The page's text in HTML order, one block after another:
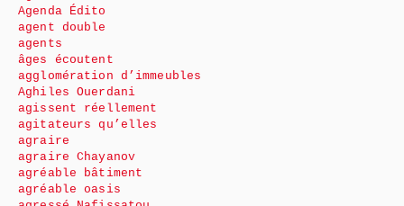
Agenda Édito
agent double
agents
âges écoutent
agglomération d’immeubles
Aghiles Ouerdani
agissent réellement
agitateurs qu’elles
agraire
agraire Chayanov
agréable bâtiment
agréable oasis